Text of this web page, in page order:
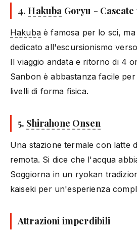
4.Hakuba Goryu - Cascate
Hakubaè famosa per lo sci,
dedicato all'escursionismo
Il viaggio andata e ritorno di 4
Sanbon è abbastanza facile
livelli di forma fisica.
5. Shirahone Onsen
Una stazione termale con latte
remota. Si dice che l'acqua
Soggiorna in un ryokan
kaiseki per un'esperienza
Attrazioni imperdibili